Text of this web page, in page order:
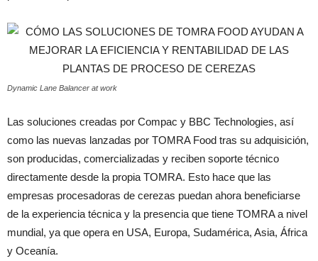
Dynamic Lane Balancer at work
Las soluciones creadas por Compac y BBC Technologies, así
como las nuevas lanzadas por TOMRA Food tras su adquisición,
son producidas, comercializadas y reciben soporte técnico
directamente desde la propia TOMRA. Esto hace que las
empresas procesadoras de cerezas puedan ahora beneficiarse
de la experiencia técnica y la presencia que tiene TOMRA a nivel
mundial, ya que opera en USA, Europa, Sudamérica, Asia, África
y Oceanía.